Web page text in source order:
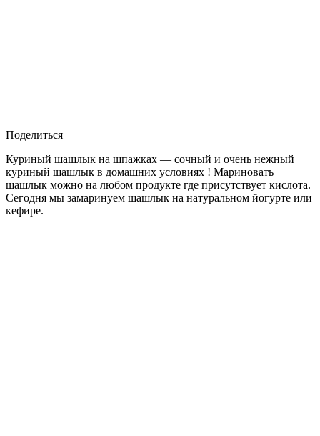
Поделиться
Куриный шашлык на шпажках — сочный и очень нежный
куриный шашлык в домашних условиях ! Мариновать
шашлык можно на любом продукте где присутствует кислота.
Сегодня мы замаринуем шашлык на натуральном йогурте или
кефире.